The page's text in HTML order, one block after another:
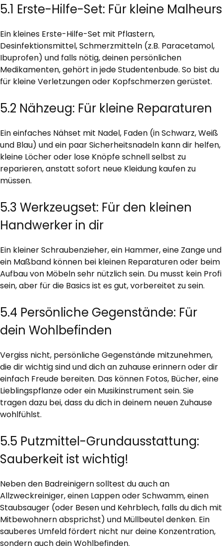
5.1 Erste-Hilfe-Set: Für kleine Malheurs
Ein kleines Erste-Hilfe-Set mit Pflastern,
Desinfektionsmittel, Schmerzmitteln (z.B. Paracetamol,
Ibuprofen) und falls nötig, deinen persönlichen
Medikamenten, gehört in jede Studentenbude. So bist du
für kleine Verletzungen oder Kopfschmerzen gerüstet.
5.2 Nähzeug: Für kleine Reparaturen
Ein einfaches Nähset mit Nadel, Faden (in Schwarz, Weiß
und Blau) und ein paar Sicherheitsnadeln kann dir helfen,
kleine Löcher oder lose Knöpfe schnell selbst zu
reparieren, anstatt sofort neue Kleidung kaufen zu
müssen.
5.3 Werkzeugset: Für den kleinen
Handwerker in dir
Ein kleiner Schraubenzieher, ein Hammer, eine Zange und
ein Maßband können bei kleinen Reparaturen oder beim
Aufbau von Möbeln sehr nützlich sein. Du musst kein Profi
sein, aber für die Basics ist es gut, vorbereitet zu sein.
5.4 Persönliche Gegenstände: Für
dein Wohlbefinden
Vergiss nicht, persönliche Gegenstände mitzunehmen,
die dir wichtig sind und dich an zuhause erinnern oder dir
einfach Freude bereiten. Das können Fotos, Bücher, eine
Lieblingspflanze oder ein Musikinstrument sein. Sie
tragen dazu bei, dass du dich in deinem neuen Zuhause
wohlfühlst.
5.5 Putzmittel-Grundausstattung:
Sauberkeit ist wichtig!
Neben den Badreinigern solltest du auch an
Allzweckreiniger, einen Lappen oder Schwamm, einen
Staubsauger (oder Besen und Kehrblech, falls du dich mit
Mitbewohnern absprichst) und Müllbeutel denken. Ein
sauberes Umfeld fördert nicht nur deine Konzentration,
sondern auch dein Wohlbefinden.